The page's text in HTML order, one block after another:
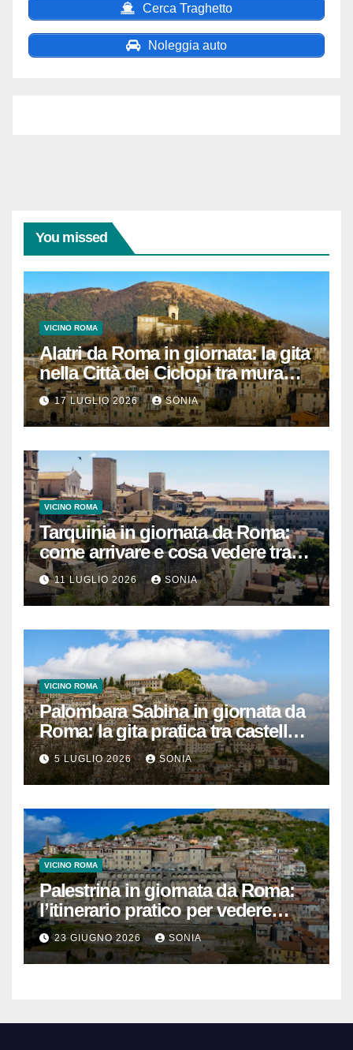
Cerca Traghetto
Noleggia auto
You missed
VICINO ROMA
Alatri da Roma in giornata: la gita
nella Città dei Ciclopi tra mura
megalitiche, vicoli medievali e
panorami di Ciociaria
17 LUGLIO 2026 SONIA
VICINO ROMA
Tarquinia in giornata da Roma:
come arrivare e cosa vedere tra
necropoli etrusca, museo e
centro storico
11 LUGLIO 2026 SONIA
VICINO ROMA
Palombara Sabina in giornata da
Roma: la gita pratica tra castello,
vicoli e Terme di Cretone
5 LUGLIO 2026 SONIA
VICINO ROMA
Palestrina in giornata da Roma:
l’itinerario pratico per vedere
Santuario, Museo e centro
storico
23 GIUGNO 2026 SONIA